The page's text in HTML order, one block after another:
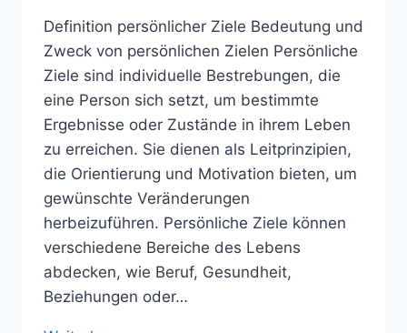
Definition persönlicher Ziele Bedeutung und
Zweck von persönlichen Zielen Persönliche
Ziele sind individuelle Bestrebungen, die
eine Person sich setzt, um bestimmte
Ergebnisse oder Zustände in ihrem Leben
zu erreichen. Sie dienen als Leitprinzipien,
die Orientierung und Motivation bieten, um
gewünschte Veränderungen
herbeizuführen. Persönliche Ziele können
verschiedene Bereiche des Lebens
abdecken, wie Beruf, Gesundheit,
Beziehungen oder…